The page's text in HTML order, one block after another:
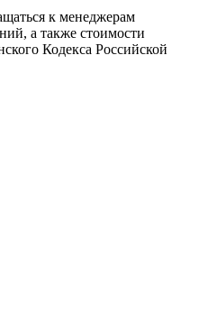
к менеджерам
а также стоимости
Кодекса Российской